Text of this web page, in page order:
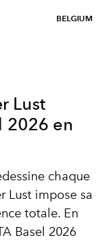
BELGIUM
Lust
2026 en
chaque
Lust impose sa
totale. En
Basel 2026